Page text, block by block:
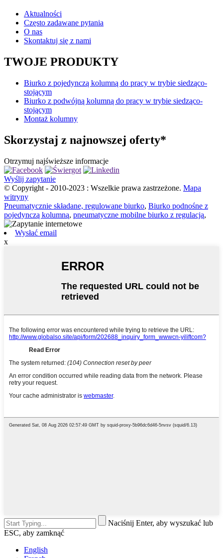
Aktualności
Często zadawane pytania
O nas
Skontaktuj się z nami
TWOJE PRODUKTY
Biurko z pojedynczą kolumną do pracy w trybie siedząco-
stojącym
Biurko z podwójną kolumną do pracy w trybie siedząco-
stojącym
Montaż kolumny
Skorzystaj z najnowszej oferty*
Otrzymuj najświeższe informacje
Wyślij zapytanie
© Copyright - 2010-2023 : Wszelkie prawa zastrzeżone. Mapa
witryny
Pneumatycznie składane, regulowane biurko, Biurko podnośne z
pojedynczą kolumną, pneumatyczne mobilne biurko z regulacją,
Wysłać email
x
Naciśnij Enter, aby wyszukać lub
ESC, aby zamknąć
English